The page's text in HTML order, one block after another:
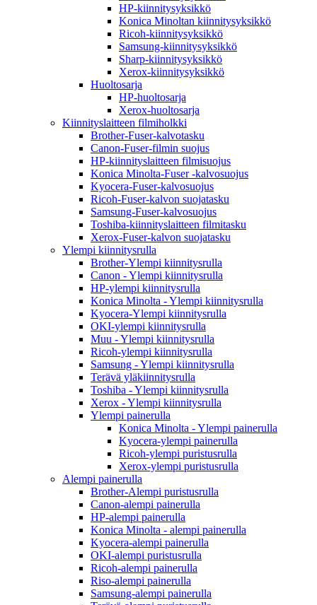
HP-kiinnitysyksikkö
Konica Minoltan kiinnitysyksikkö
Ricoh-kiinnitysyksikkö
Samsung-kiinnitysyksikkö
Sharp-kiinnitysyksikkö
Xerox-kiinnitysyksikkö
Huoltosarja
HP-huoltosarja
Xerox-huoltosarja
Kiinnityslaitteen filmiholkki
Brother-Fuser-kalvotasku
Canon-Fuser-filmin suojus
HP-kiinnityslaitteen filmisuojus
Konica Minolta-Fuser -kalvosuojus
Kyocera-Fuser-kalvosuojus
Ricoh-Fuser-kalvon suojatasku
Samsung-Fuser-kalvosuojus
Toshiba-kiinnityslaitteen filmitasku
Xerox-Fuser-kalvon suojatasku
Ylempi kiinnitysrulla
Brother-Ylempi kiinnitysrulla
Canon - Ylempi kiinnitysrulla
HP-ylempi kiinnitysrulla
Konica Minolta - Ylempi kiinnitysrulla
Kyocera-Ylempi kiinnitysrulla
OKI-ylempi kiinnitysrulla
Muu - Ylempi kiinnitysrulla
Ricoh-ylempi kiinnitysrulla
Samsung - Ylempi kiinnitysrulla
Terävä yläkiinnitysrulla
Toshiba - Ylempi kiinnitysrulla
Xerox - Ylempi kiinnitysrulla
Ylempi painerulla
Konica Minolta - Ylempi painerulla
Kyocera-ylempi painerulla
Ricoh-ylempi puristusrulla
Xerox-ylempi puristusrulla
Alempi painerulla
Brother-Alempi puristusrulla
Canon-alempi painerulla
HP-alempi painerulla
Konica Minolta - alempi painerulla
Kyocera-alempi painerulla
OKI-alempi puristusrulla
Ricoh-alempi painerulla
Riso-alempi painerulla
Samsung-alempi painerulla